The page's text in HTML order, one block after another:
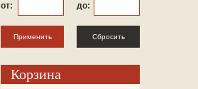
от: до:
Корзина